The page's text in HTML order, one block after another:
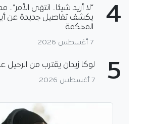
4
“لا أريد شيئا.. انتهى الأمر”..
يكشف تفاصيل جديدة عن
المحكمة
7 أغسطس 2026
5 لوكا زيدان يقترب من الرحيل
7 أغسطس 2026